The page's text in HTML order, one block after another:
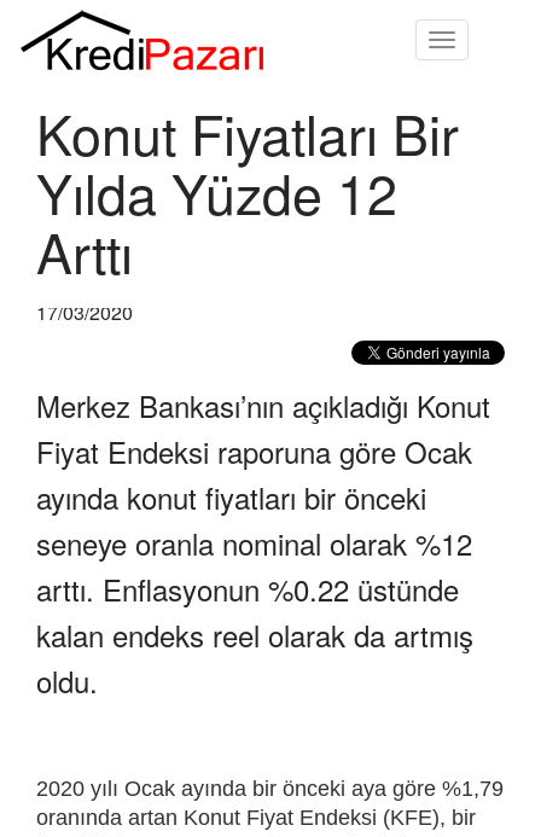
Toggle
Konut Fiyatları Bir
Yılda Yüzde 12
Arttı
17/03/2020
Merkez Bankası’nın açıkladığı Konut
Fiyat Endeksi raporuna göre Ocak
ayında konut fiyatları bir önceki
seneye oranla nominal olarak %12
arttı. Enflasyonun %0.22 üstünde
kalan endeks reel olarak da artmış
oldu.
2020 yılı Ocak ayında bir önceki aya göre %1,79
oranında artan Konut Fiyat Endeksi (KFE), bir